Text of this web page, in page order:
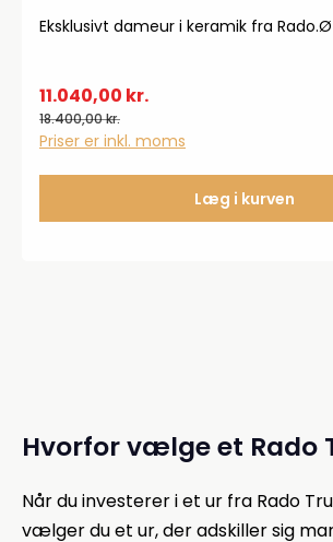
Eksklusivt dameur i keramik fra
11.040,00 kr.
18.400,00 kr.
Priser er inkl. moms
Læg i kurven
Hvorfor vælge et Rado
Når du investerer i et ur fra Rado
vælger du et ur, der adskiller sig